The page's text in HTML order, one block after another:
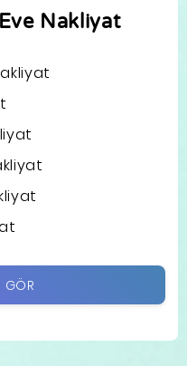
Nakliyat
GÖR